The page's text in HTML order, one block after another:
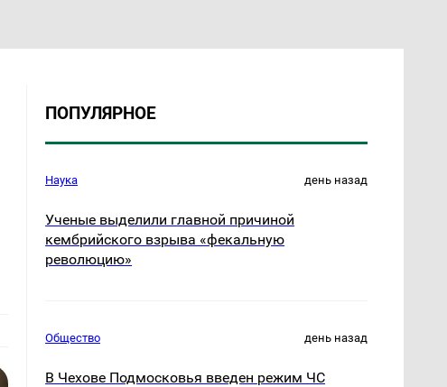
ПОПУЛЯРНОЕ
Наука день назад
Ученые выделили главной причиной
кембрийского взрыва «фекальную
революцию»
Общество день назад
В Чехове Подмосковья введен режим ЧС